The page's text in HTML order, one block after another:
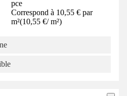
pce
Correspond à 10,55 € par
m²(10,55 €/ m²)